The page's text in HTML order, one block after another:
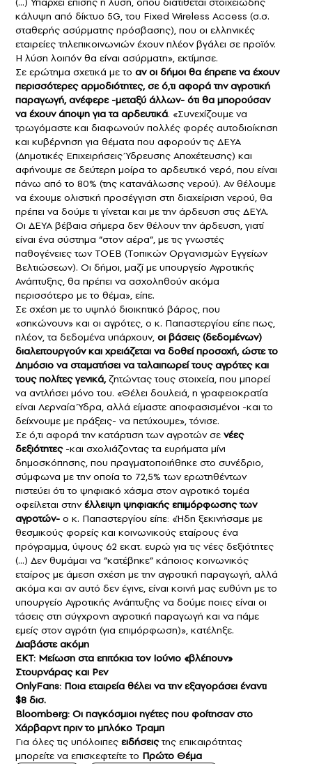
κάλυψη από δίκτυο 5G, του Fixed Wireless Access (σ.σ.
σταθερής ασύρματης πρόσβασης), που οι ελληνικές
εταιρείες τηλεπικοινωνιών έχουν πλέον βγάλει σε προϊόν.
Η λύση λοιπόν θα είναι ασύρματη», εκτίμησε.
Σε ερώτημα σχετικά με το αν οι δήμοι θα έπρεπε να έχουν
περισσότερες αρμοδιότητες, σε ό,τι αφορά την αγροτική
παραγωγή, ανέφερε -μεταξύ άλλων- ότι θα μπορούσαν
να έχουν άποψη για τα αρδευτικά. «Συνεχίζουμε να
τρωγόμαστε και διαφωνούν πολλές φορές αυτοδιοίκηση
και κυβέρνηση για θέματα που αφορούν τις ΔΕΥΑ
(Δημοτικές Επιχειρήσεις Ύδρευσης Αποχέτευσης) και
αφήνουμε σε δεύτερη μοίρα το αρδευτικό νερό, που είναι
πάνω από το 80% (της κατανάλωσης νερού). Αν θέλουμε
να έχουμε ολιστική προσέγγιση στη διαχείριση νερού, θα
πρέπει να δούμε τι γίνεται και με την άρδευση στις ΔΕΥΑ.
Οι ΔΕΥΑ βέβαια σήμερα δεν θέλουν την άρδευση, γιατί
είναι ένα σύστημα “στον αέρα”, με τις γνωστές
παθογένειες των ΤΟΕΒ (Τοπικών Οργανισμών Εγγείων
Βελτιώσεων). Οι δήμοι, μαζί με υπουργείο Αγροτικής
Ανάπτυξης, θα πρέπει να ασχοληθούν ακόμα
περισσότερο με το θέμα», είπε.
Σε σχέση με το υψηλό διοικητικό βάρος, που
«σηκώνουν» και οι αγρότες, ο κ. Παπαστεργίου είπε πως,
πλέον, τα δεδομένα υπάρχουν, οι βάσεις (δεδομένων)
διαλειτουργούν και χρειάζεται να δοθεί προσοχή, ώστε το
Δημόσιο να σταματήσει να ταλαιπωρεί τους αγρότες και
τους πολίτες γενικά,ζητώντας τους στοιχεία, που μπορεί
να αντλήσει μόνο του. «Θέλει δουλειά, η γραφειοκρατία
είναι Λερναία Ύδρα, αλλά είμαστε αποφασισμένοι -και το
δείχνουμε με πράξεις- να πετύχουμε», τόνισε.
Σε ό,τι αφορά την κατάρτιση των αγροτών σε νέες
δεξιότητες-και σχολιάζοντας τα ευρήματα μίνι
δημοσκόπησης, που πραγματοποιήθηκε στο συνέδριο,
σύμφωνα με την οποία το 72,5% των ερωτηθέντων
πιστεύει ότι το ψηφιακό χάσμα στον αγροτικό τομέα
οφείλεται στηνέλλειψη ψηφιακής επιμόρφωσης των
αγροτών- ο κ. Παπαστεργίου είπε: «Ήδη ξεκινήσαμε με
θεσμικούς φορείς και κοινωνικούς εταίρους ένα
πρόγραμμα, ύψους 62 εκατ. ευρώ για τις νέες δεξιότητες
(…) Δεν θυμάμαι να “κατέβηκε” κάποιος κοινωνικός
εταίρος με άμεση σχέση με την αγροτική παραγωγή, αλλά
ακόμα και αν αυτό δεν έγινε, είναι κοινή μας ευθύνη με το
υπουργείο Αγροτικής Ανάπτυξης να δούμε ποιες είναι οι
τάσεις στη σύγχρονη αγροτική παραγωγή και να πάμε
εμείς στον αγρότη (για επιμόρφωση)», κατέληξε.
Διαβάστε ακόμη
EKT: Μείωση στα επιτόκια τον Ιούνιο «βλέπουν»
Στουρνάρας και Ρεν
OnlyFans: Ποια εταιρεία θέλει να την εξαγοράσει έναντι
$8 δισ.
Bloomberg: Οι παγκόσμιοι ηγέτες που φοίτησαν στο
Χάρβαρντ πριν το μπλόκο Τραμπ
Για όλες τις υπόλοιπες ειδήσειςτης επικαιρότητας
μπορείτε να επισκεφτείτε το Πρώτο Θέμα